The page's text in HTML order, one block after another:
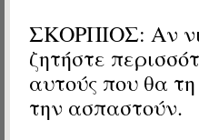
ΣΚΟΡΠΙΟΣ: Αν
ζητήστε
αυτούς που θα
την ασπαστούν.